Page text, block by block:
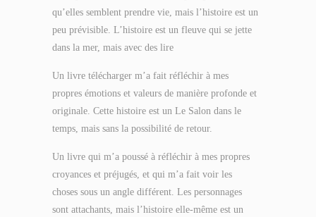
qu’elles semblent prendre vie, mais l’histoire est un
peu prévisible. L’histoire est un fleuve qui se jette
dans la mer, mais avec des lire
Un livre télécharger m’a fait réfléchir à mes
propres émotions et valeurs de manière profonde et
originale. Cette histoire est un Le Salon dans le
temps, mais sans la possibilité de retour.
Un livre qui m’a poussé à réfléchir à mes propres
croyances et préjugés, et qui m’a fait voir les
choses sous un angle différent. Les personnages
sont attachants, mais l’histoire elle-même est un